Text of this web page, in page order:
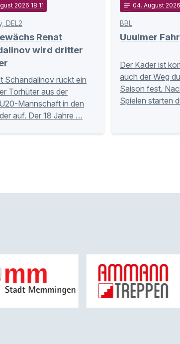
2026 18:11
DEL2
Renat
wird dritter
Schandalinov rückt ein
Torhüter aus der
Mannschaft in den
auf. Der 18 Jahre …
notes 04. August 2026
BBL
Uuulmer
Der Kader ist
auch der Weg
Saison fest.
Spielen starten